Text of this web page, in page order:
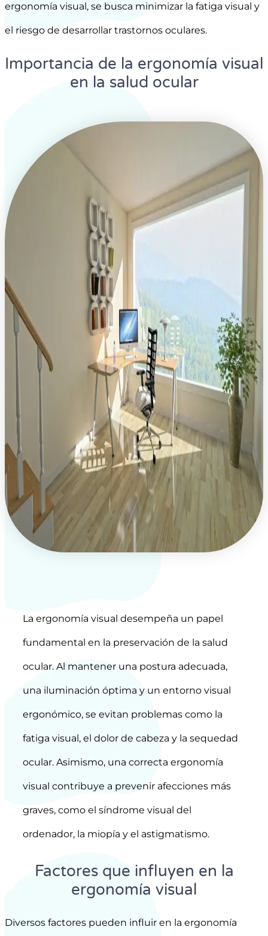
ergonomía visual, se busca minimizar la fatiga visual y
el riesgo de desarrollar trastornos oculares.
Importancia de la ergonomía visual
en la salud ocular
La ergonomía visual desempeña un papel
fundamental en la preservación de la salud
ocular. Al mantener una postura adecuada,
una iluminación óptima y un entorno visual
ergonómico, se evitan problemas como la
fatiga visual, el dolor de cabeza y la sequedad
ocular. Asimismo, una correcta ergonomía
visual contribuye a prevenir afecciones más
graves, como el síndrome visual del
ordenador, la miopía y el astigmatismo.
Factores que influyen en la
ergonomía visual
Diversos factores pueden influir en la ergonomía